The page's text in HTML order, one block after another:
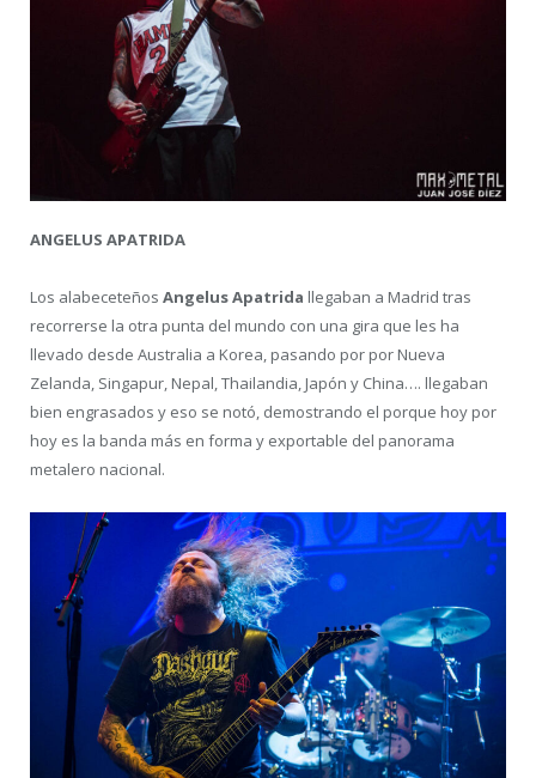
ANGELUS APATRIDA
Los alabeceteños Angelus Apatrida llegaban a Madrid tras
recorrerse la otra punta del mundo con una gira que les ha
llevado desde Australia a Korea, pasando por por Nueva
Zelanda, Singapur, Nepal, Thailandia, Japón y China…. llegaban
bien engrasados y eso se notó, demostrando el porque hoy por
hoy es la banda más en forma y exportable del panorama
metalero nacional.